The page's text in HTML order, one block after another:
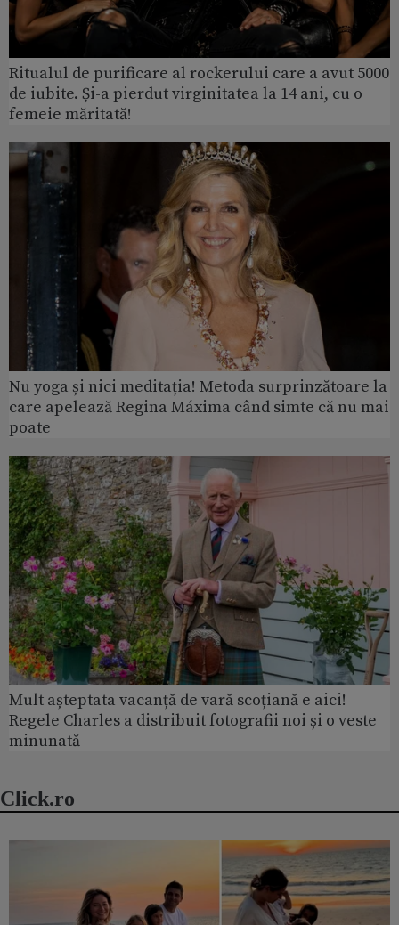
Ritualul de purificare al rockerului care a avut 5000
de iubite. Și-a pierdut virginitatea la 14 ani, cu o
femeie măritată!
Nu yoga și nici meditația! Metoda surprinzătoare la
care apelează Regina Máxima când simte că nu mai
poate
Mult așteptata vacanță de vară scoțiană e aici!
Regele Charles a distribuit fotografii noi și o veste
minunată
Click.ro